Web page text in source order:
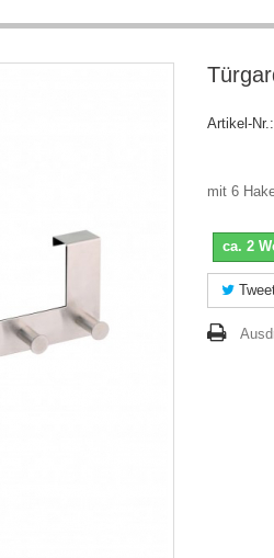
Artikel-Nr.:
mit 6
ca. 2